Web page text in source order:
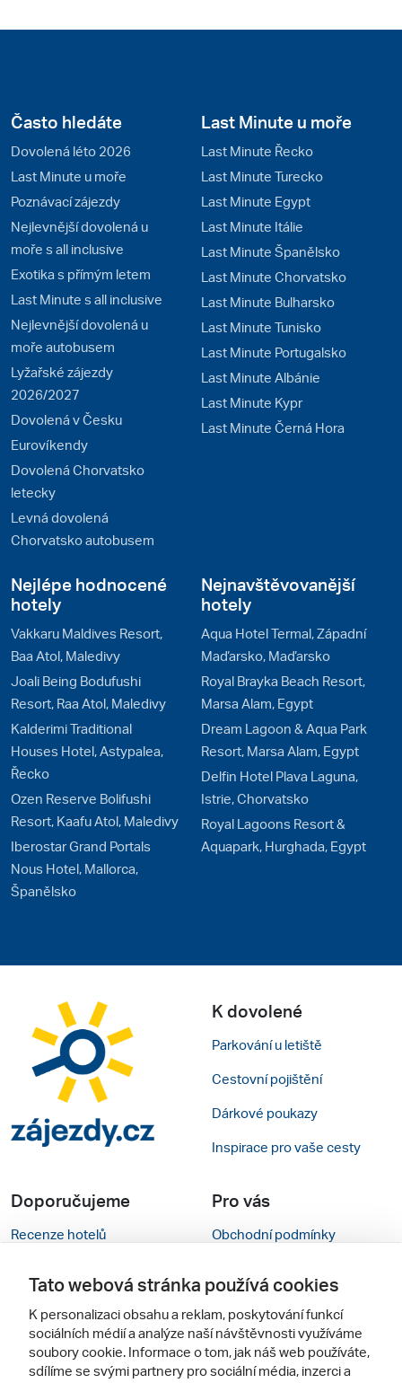
Často hledáte
Dovolená léto 2026
Last Minute u moře
Poznávací zájezdy
Nejlevnější dovolená u
moře s all inclusive
Exotika s přímým letem
Last Minute s all inclusive
Nejlevnější dovolená u
moře autobusem
Lyžařské zájezdy
2026/2027
Dovolená v Česku
Eurovíkendy
Dovolená Chorvatsko
letecky
Levná dovolená
Chorvatsko autobusem
Last Minute u moře
Last Minute Řecko
Last Minute Turecko
Last Minute Egypt
Last Minute Itálie
Last Minute Španělsko
Last Minute Chorvatsko
Last Minute Bulharsko
Last Minute Tunisko
Last Minute Portugalsko
Last Minute Albánie
Last Minute Kypr
Last Minute Černá Hora
Nejlépe hodnocené
hotely
Vakkaru Maldives Resort,
Baa Atol, Maledivy
Joali Being Bodufushi
Resort, Raa Atol, Maledivy
Kalderimi Traditional
Houses Hotel, Astypalea,
Řecko
Ozen Reserve Bolifushi
Resort, Kaafu Atol, Maledivy
Iberostar Grand Portals
Nous Hotel, Mallorca,
Španělsko
Nejnavštěvovanější
hotely
Aqua Hotel Termal, Západní
Maďarsko, Maďarsko
Royal Brayka Beach Resort,
Marsa Alam, Egypt
Dream Lagoon & Aqua Park
Resort, Marsa Alam, Egypt
Delfin Hotel Plava Laguna,
Istrie, Chorvatsko
Royal Lagoons Resort &
Aquapark, Hurghada, Egypt
K dovolené
Parkování u letiště
Cestovní pojištění
Dárkové poukazy
Inspirace pro vaše cesty
Doporučujeme
Recenze hotelů
Zájazdy.sk
Pro vás
Obchodní podmínky
Mobilní verze webu
Tato webová stránka používá cookies
K personalizaci obsahu a reklam, poskytování funkcí
sociálních médií a analýze naší návštěvnosti využíváme
soubory cookie. Informace o tom, jak náš web používáte,
sdílíme se svými partnery pro sociální média, inzerci a